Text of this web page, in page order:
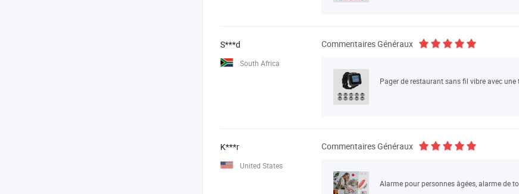
S***d
South Africa
Commentaires Généraux
Pager de restaurant sans fil vibre avec
K***r
United States
Commentaires Généraux